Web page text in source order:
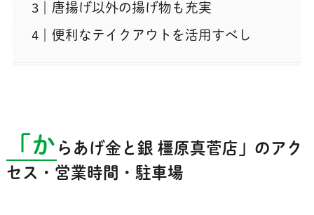
唐揚げ以外の揚げ物も充実
便利なテイクアウトを活用すべし
「か らあげ金と銀 橿原真菅店」のアク
セス・営業時間・駐車場